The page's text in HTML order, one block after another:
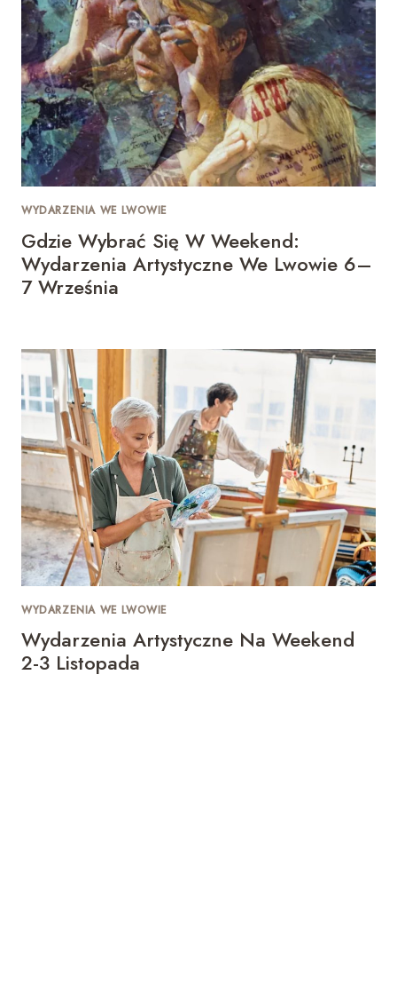
WYDARZENIA WE LWOWIE
Gdzie Wybrać Się W Weekend:
Wydarzenia Artystyczne We Lwowie 6–
7 Września
WYDARZENIA WE LWOWIE
Wydarzenia Artystyczne Na Weekend
2-3 Listopada